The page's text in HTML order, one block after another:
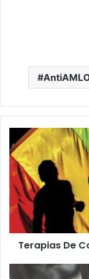
e
r
a
p
i
a
D
Terapias De